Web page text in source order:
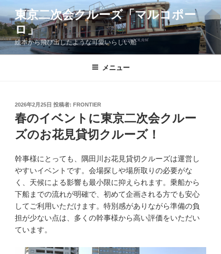
ン
テ
ン
ツ
東京二次会クルーズ「マルコポー
ロ」
絵本から飛び出したような可愛いらしい船
メニュー
投
稿
日:
2026年2月25日 投稿者: FRONTIER
春のイベントに東京二次会クルー
ズのお花見貸切クルーズ！
幹事様にとっても、隅田川お花見貸切クルーズは運営し
やすいイベントです。会場探しや場所取りの必要がな
く、天候による影響も最小限に抑えられます。乗船から
下船までの流れが明確で、初めて企画される方でも安心
してご利用いただけます。特別感がありながら準備の負
担が少ない点は、多くの幹事様から高い評価をいただい
ています。